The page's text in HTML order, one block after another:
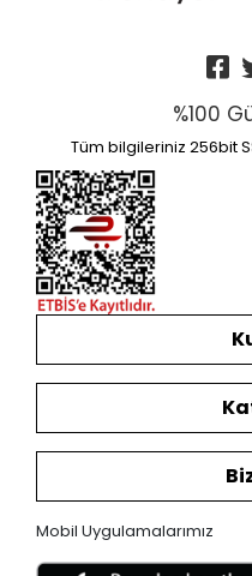
%100
Tüm bilgileriniz 256bit
Mobil Uygulamalarımız